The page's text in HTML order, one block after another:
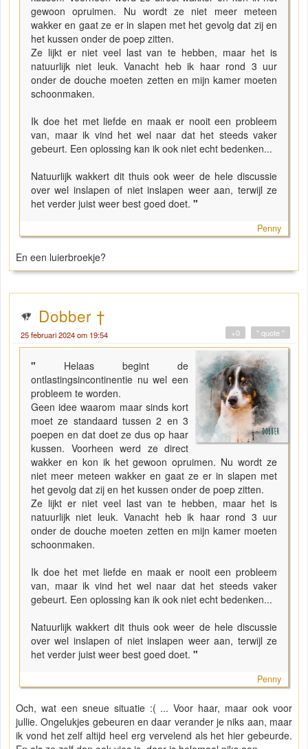
gewoon opruimen. Nu wordt ze niet meer meteen
wakker en gaat ze er in slapen met het gevolg dat zij en
het kussen onder de poep zitten.
Ze lijkt er niet veel last van te hebben, maar het is
natuurlijk niet leuk. Vanacht heb ik haar rond 3 uur
onder de douche moeten zetten en mijn kamer moeten
schoonmaken.
Ik doe het met liefde en maak er nooit een probleem
van, maar ik vind het wel naar dat het steeds vaker
gebeurt. Een oplossing kan ik ook niet echt bedenken...
Natuurlijk wakkert dit thuis ook weer de hele discussie
over wel inslapen of niet inslapen weer aan, terwijl ze
het verder juist weer best goed doet. "
Penny
En een luierbroekje?
Dobber †
25 februari 2024 om 19:54 " quote "
+0
" Helaas begint de
ontlastingsincontinentie nu wel een
probleem te worden.
Geen idee waarom maar sinds kort
moet ze standaard tussen 2 en 3
poepen en dat doet ze dus op haar
kussen. Voorheen werd ze direct
wakker en kon ik het gewoon opruimen. Nu wordt ze
niet meer meteen wakker en gaat ze er in slapen met
het gevolg dat zij en het kussen onder de poep zitten.
Ze lijkt er niet veel last van te hebben, maar het is
natuurlijk niet leuk. Vanacht heb ik haar rond 3 uur
onder de douche moeten zetten en mijn kamer moeten
schoonmaken.
Ik doe het met liefde en maak er nooit een probleem
van, maar ik vind het wel naar dat het steeds vaker
gebeurt. Een oplossing kan ik ook niet echt bedenken...
Natuurlijk wakkert dit thuis ook weer de hele discussie
over wel inslapen of niet inslapen weer aan, terwijl ze
het verder juist weer best goed doet. "
Penny
Och, wat een sneue situatie :( ... Voor haar, maar ook voor
jullie. Ongelukjes gebeuren en daar verander je niks aan, maar
ik vond het zelf altijd heel erg vervelend als het hier gebeurde.